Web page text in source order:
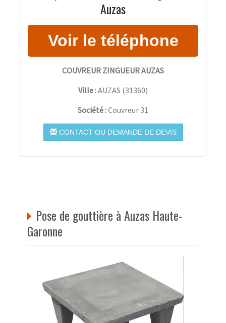
Auzas
COUVREUR ZINGUEUR AUZAS
Ville :AUZAS (31360)
Société :Couvreur 31
CONTACT OU DEMANDE DE DEVIS
Pose de gouttière à Auzas Haute-
Garonne